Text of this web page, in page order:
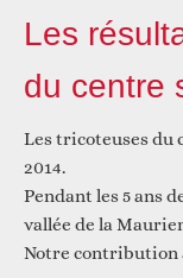
Les
du centre
Les tricoteuses du
2014.
Pendant les 5 ans
vallée de la
Notre contribution